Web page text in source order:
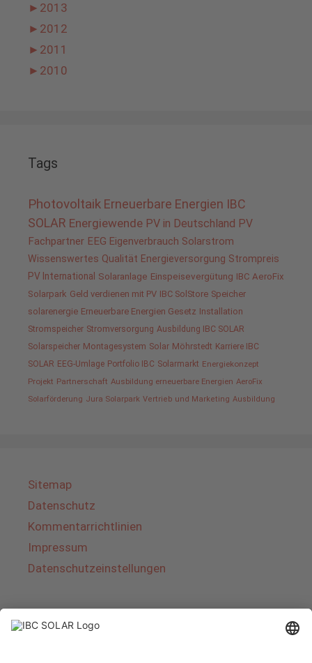
► 2013
► 2012
► 2011
► 2010
Tags
Photovoltaik Erneuerbare Energien IBC
SOLAR Energiewende PV in Deutschland PV
Fachpartner EEG Eigenverbrauch Solarstrom
Wissenswertes Qualität Energieversorgung Strompreis
PV International Solaranlage Einspeisevergütung IBC AeroFix
Solarpark Geld verdienen mit PV IBC SolStore Speicher
solarenergie Erneuerbare Energien Gesetz Installation
Stromspeicher Stromversorgung Ausbildung IBC SOLAR
Solarspeicher Montagesystem Solar Möhrstedt Karriere IBC
SOLAR EEG-Umlage Portfolio IBC Solarmarkt Energiekonzept
Projekt Partnerschaft Ausbildung erneuerbare Energien AeroFix
Solarförderung Jura Solarpark Vertrieb und Marketing Ausbildung
Sitemap
Datenschutz
Kommentarrichtlinien
Impressum
Datenschutzeinstellungen
Über IBC SOLAR